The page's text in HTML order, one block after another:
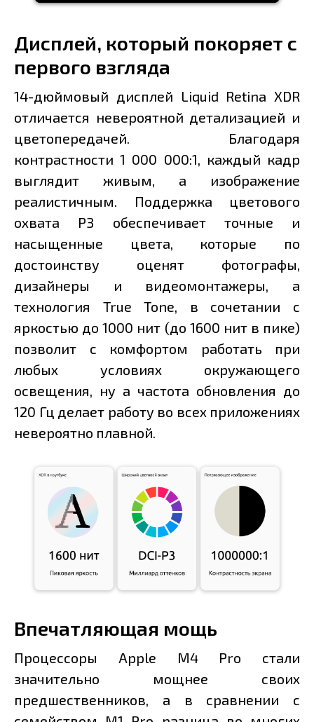
Дисплей, который покоряет с
первого взгляда
14-дюймовый дисплей Liquid Retina XDR
отличается невероятной детализацией и
цветопередачей. Благодаря
контрастности 1 000 000:1, каждый кадр
выглядит живым, а изображение
реалистичным. Поддержка цветового
охвата P3 обеспечивает точные и
насыщенные цвета, которые по
достоинству оценят фотографы,
дизайнеры и видеомонтажеры, а
технология True Tone, в сочетании с
яркостью до 1000 нит (до 1600 нит в пике)
позволит с комфортом работать при
любых условиях окружающего
освещения, ну а частота обновления до
120 Гц делает работу во всех приложениях
невероятно плавной.
Впечатляющая мощь
Процессоры Apple M4 Pro стали
значительно мощнее своих
предшественников, а в сравнении с